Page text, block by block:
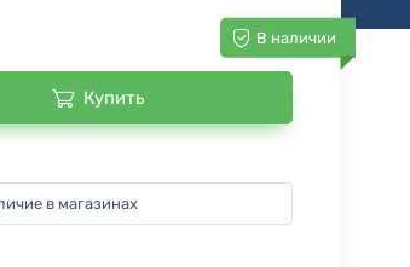
В наличии
Купить
в магазинах